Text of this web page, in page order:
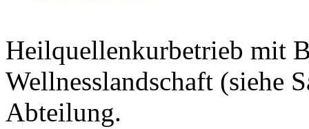
Heilquellenkurbetrieb mit
Wellnesslandschaft (siehe
Abteilung.